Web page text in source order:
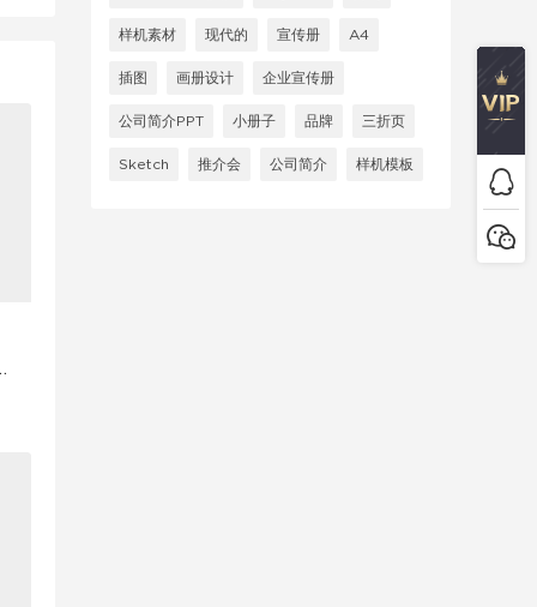
样机素材 现代的 宣传册 A4
插图 画册设计 企业宣传册
公司简介PPT 小册子 品牌 三折页
Sketch 推介会 公司简介 样机模板